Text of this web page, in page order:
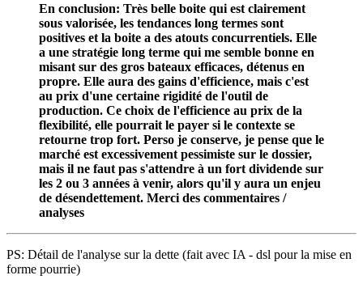
En conclusion: Très belle boite qui est clairement
sous valorisée, les tendances long termes sont
positives et la boite a des atouts concurrentiels. Elle
a une stratégie long terme qui me semble bonne en
misant sur des gros bateaux efficaces, détenus en
propre. Elle aura des gains d'efficience, mais c'est
au prix d'une certaine rigidité de l'outil de
production. Ce choix de l'efficience au prix de la
flexibilité, elle pourrait le payer si le contexte se
retourne trop fort. Perso je conserve, je pense que le
marché est excessivement pessimiste sur le dossier,
mais il ne faut pas s'attendre à un fort dividende sur
les 2 ou 3 années à venir, alors qu'il y aura un enjeu
de désendettement. Merci des commentaires /
analyses
PS: Détail de l'analyse sur la dette (fait avec IA - dsl pour la mise en
forme pourrie)